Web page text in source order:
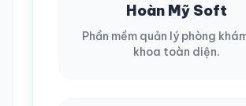
Hoàn Mỹ Soft
Phần mềm quản lý phòng
khoa toàn diện.